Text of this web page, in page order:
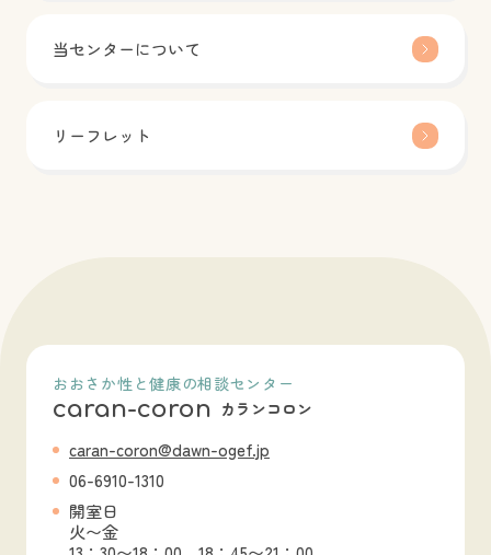
当センターについて
リーフレット
おおさか性と健康の相談センター
caran-coron カランコロン
caran-coron@dawn-ogef.jp
06-6910-1310
開室日
火〜金